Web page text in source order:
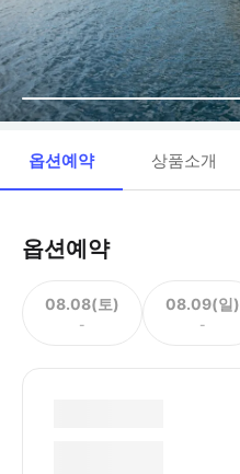
옵션예약 상품소개
옵션예약
08.08(토)
-
08.09(일)
-